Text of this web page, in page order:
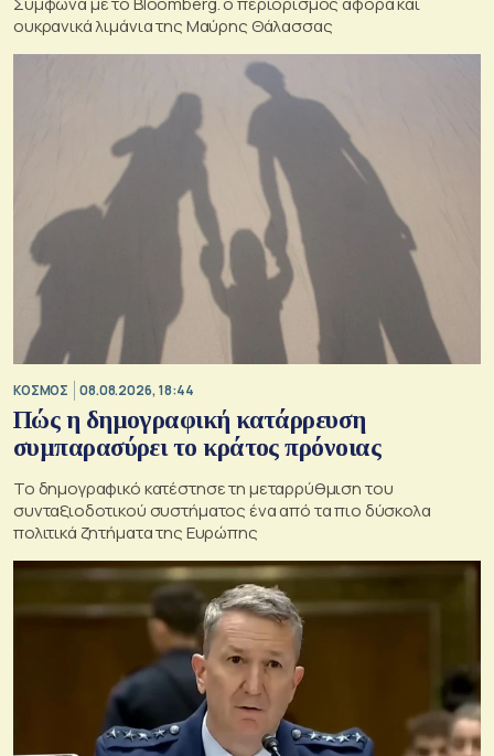
ουκρανικά λιμάνια της Μαύρης Θάλασσας
ΚΟΣΜΟΣ 08.08.2026, 18:44
Πώς η δημογραφική κατάρρευση
συμπαρασύρει το κράτος πρόνοιας
Το δημογραφικό κατέστησε τη μεταρρύθμιση του
συνταξιοδοτικού συστήματος ένα από τα πιο δύσκολα
πολιτικά ζητήματα της Ευρώπης